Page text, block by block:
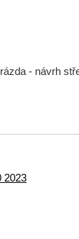
- návrh
2023